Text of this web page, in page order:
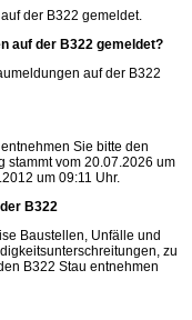
der B322 gemeldet.
auf der B322 gemeldet?
auf der B322
Sie bitte den
stammt vom 20.07.2026 um
um 09:11 Uhr.
B322
Baustellen, Unfälle und
zu
B322 Stau entnehmen